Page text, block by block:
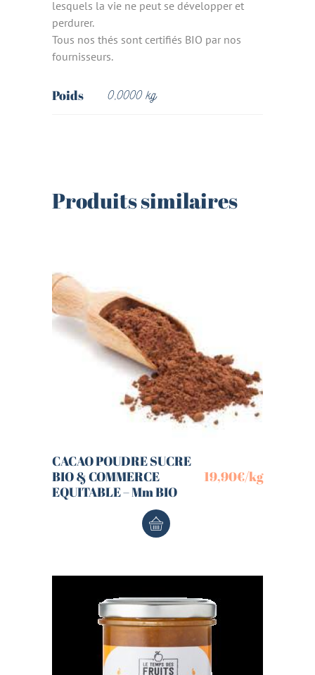
lesquels la vie ne peut se développer et
perdurer.
Tous nos thés sont certifiés BIO par nos
fournisseurs.
Poids 0,0000 kg
Produits similaires
CACAO POUDRE SUCRE
BIO & COMMERCE
EQUITABLE – Mm BIO
19,90€/kg